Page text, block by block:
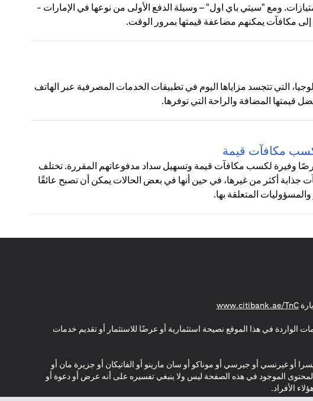
ومع "سيتي باي اول" – وسيلة الدفع الأولى من نوعها في الإمارات -
إلى مكافآت يمكنهم مضاعفة قيمتها بمرور الوقت.
التي تتجسد مزاياها اليوم في تطبيقات الخدمات المصرفية عبر الهاتف
قيمتها المضافة والراحة التي توفرها.
مكافآت قيمة
وفيرة لكسب مكافآت قيمة وتسهيل سداد مدفوعاتهم المقررة. تختلف
جذابة أكثر من غيرها، في حين أنها في بعض الحالات يمكن أن تصبح عائقًا
المتعلقة بها.
www.citibank.ae/TnC
(opens in a new tab)
الواردة في هذا الموقع نصيحة استثمارية أو عرضًا للاستثمار أو تقديم خدمات
أو غيرنسي أو جيرسي أو موناكو أو سان مارينو أو الفاتيكان أو جزيرة مان أو
المحتوى الموجود في هذه الصفحة ليس ولا ينبغي تفسيره على أنه عرض أو دعوة أو
الأفراد.